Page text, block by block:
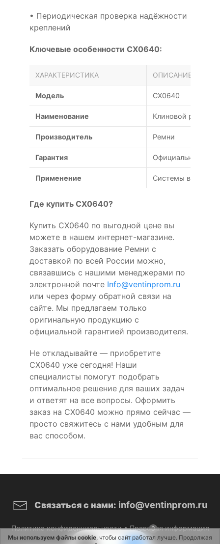
0
• Периодическая проверка надёжности
креплений
Ключевые особенности CX0640:
ХАРАКТЕРИСТИКА ОПИСАНИЕ
Модель CX0640
Наименование Клиновой ремень
Производитель Ремни
Гарантия Официальная
Применение Системы
Где купить CX0640?
Купить CX0640 по выгодной цене вы
можете в нашем интернет-магазине.
Заказать оборудование Ремни с
доставкой по всей России можно,
связавшись с нашими менеджерами по
электронной почте Info@ventinprom.ru
или через форму обратной связи на
сайте. Мы предлагаем только
оригинальную продукцию с
официальной гарантией производителя.
Не откладывайте — приобретите
CX0640 уже сегодня! Наши
специалисты помогут подобрать
оптимальное решение для ваших задач
и ответят на все вопросы. Оформить
заказ на CX0640 можно прямо сейчас —
просто свяжитесь с нами удобным для
вас способом.
Связаться с нами: info@ventinprom.ru
Политика конфиденциальности•Правовая информация
Мы используем файлы cookie, чтобы сайт работал лучше. Продолжая